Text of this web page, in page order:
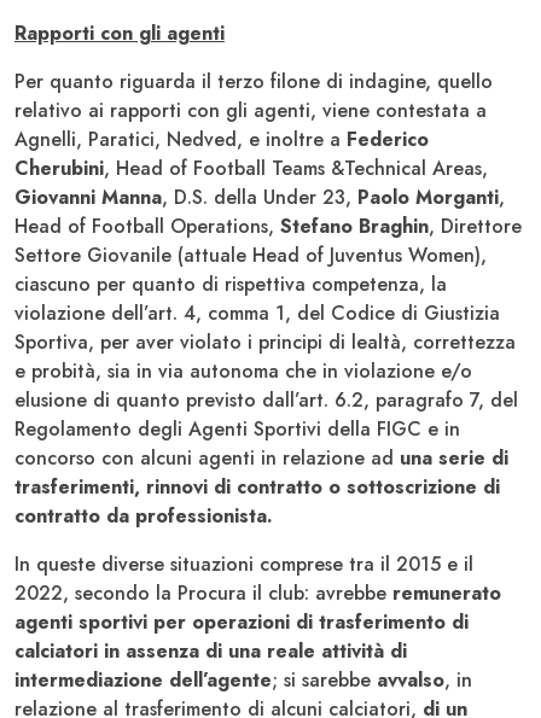
Rapporti con gli agenti
Per quanto riguarda il terzo filone di indagine, quello
relativo ai rapporti con gli agenti, viene contestata a
Agnelli, Paratici, Nedved, e inoltre a Federico
Cherubini, Head of Football Teams &Technical Areas,
Giovanni Manna, D.S. della Under 23, Paolo Morganti,
Head of Football Operations, Stefano Braghin, Direttore
Settore Giovanile (attuale Head of Juventus Women),
ciascuno per quanto di rispettiva competenza, la
violazione dell’art. 4, comma 1, del Codice di Giustizia
Sportiva, per aver violato i principi di lealtà, correttezza
e probità, sia in via autonoma che in violazione e/o
elusione di quanto previsto dall’art. 6.2, paragrafo 7, del
Regolamento degli Agenti Sportivi della FIGC e in
concorso con alcuni agenti in relazione ad una serie di
trasferimenti, rinnovi di contratto o sottoscrizione di
contratto da professionista.
In queste diverse situazioni comprese tra il 2015 e il
2022, secondo la Procura il club: avrebbe remunerato
agenti sportivi per operazioni di trasferimento di
calciatori in assenza di una reale attività di
intermediazione dell’agente; si sarebbe avvalso, in
relazione al trasferimento di alcuni calciatori, di un